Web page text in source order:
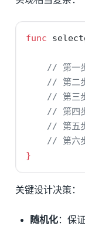
func
// 第一
// 第二
// 第三
// 第四
// 第五
// 第六
}
关键设计决策：
随机化：保